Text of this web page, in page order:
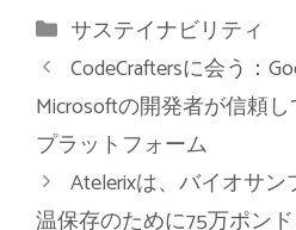
カ
テ
リ
ー
サステイナビリティ
CodeCraftersに会う：
Microsoftの開発者が信頼
プラットフォーム
Atelerixは、バイオサ
温保存のために75万ポン